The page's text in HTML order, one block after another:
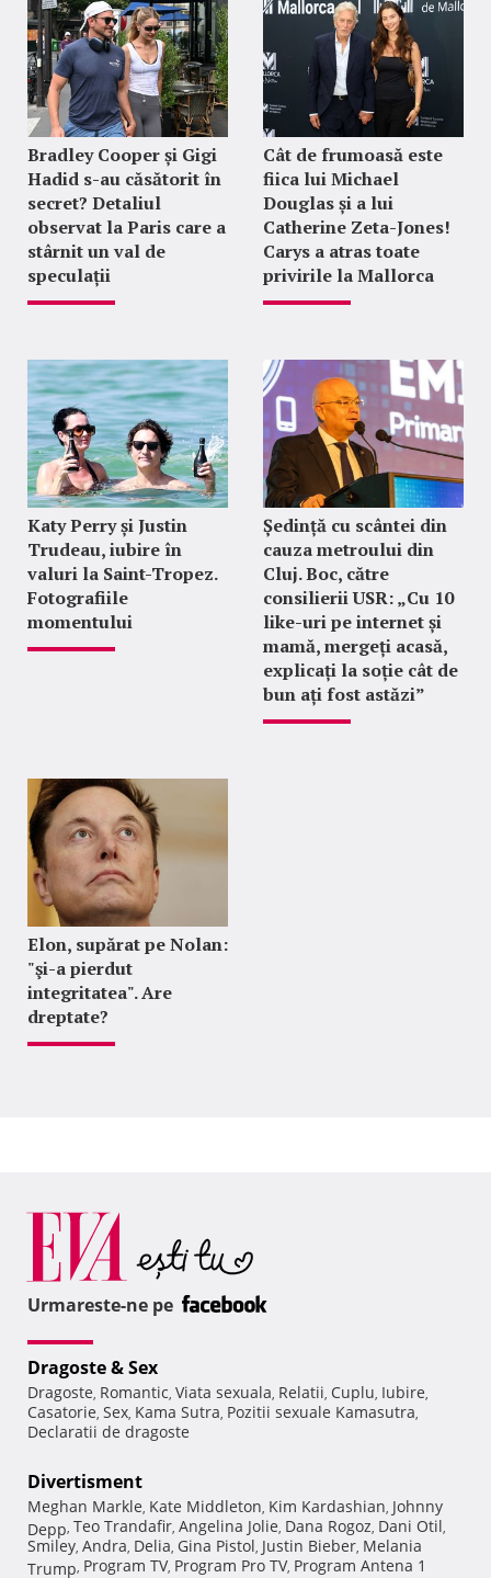
Bradley Cooper și Gigi
Hadid s-au căsătorit în
secret? Detaliul
observat la Paris care a
stârnit un val de
speculații
Cât de frumoasă este
fiica lui Michael
Douglas și a lui
Catherine Zeta-Jones!
Carys a atras toate
privirile la Mallorca
Katy Perry și Justin
Trudeau, iubire în
valuri la Saint-Tropez.
Fotografiile
momentului
Ședință cu scântei din
cauza metroului din
Cluj. Boc, către
consilierii USR: „Cu 10
like-uri pe internet și
mamă, mergeți acasă,
explicați la soție cât de
bun ați fost astăzi”
Elon, supărat pe Nolan:
"şi-a pierdut
integritatea". Are
dreptate?
Urmareste-ne pe
Dragoste & Sex
Dragoste, Romantic, Viata sexuala, Relatii, Cuplu, Iubire,
Casatorie, Sex, Kama Sutra, Pozitii sexuale Kamasutra,
Declaratii de dragoste
Divertisment
Meghan Markle, Kate Middleton, Kim Kardashian, Johnny
Depp, Teo Trandafir, Angelina Jolie, Dana Rogoz, Dani Otil,
Smiley, Andra, Delia, Gina Pistol, Justin Bieber, Melania
Trump, Program TV, Program Pro TV, Program Antena 1